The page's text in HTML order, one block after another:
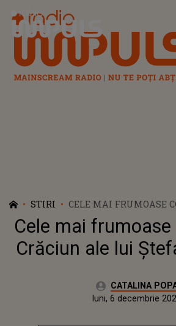
Radio Impuls
STIRI
CELE MAI FRUMOASE
CRĂCIUN ALE LUI
Cele mai
Crăciun ale lui
Autor:CATALINA
Publicat:
luni, 6 decembrie